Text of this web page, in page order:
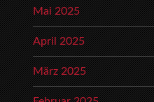
Mai 2025
April 2025
März 2025